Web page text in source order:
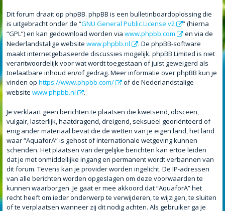
Dit forum draait op phpBB. phpBB is een bulletinboardoplossing die
is uitgebracht onder de “GNU General Public License v2
” (hierna
“GPL”) en kan gedownload worden via www.phpbb.com
en via de
Nederlandstalige website www.phpbb.nl
. De phpBB-software
maakt internetgebaseerde discussies mogelijk. phpBB Limited is niet
verantwoordelijk voor wat wordt toegestaan of juist geweigerd als
toelaatbare inhoud en/of gedrag. Meer informatie over phpBB kun je
vinden op https://www.phpbb.com/
of de Nederlandstalige
website www.phpbb.nl .
Je verklaart geen berichten te plaatsen die kwetsend, obsceen,
vulgair, lasterlijk, haatdragend, dreigend, seksueel georiënteerd of
enig ander materiaal bevat die de wetten van je eigen land, het land
waar “AquaforA” is gehost of internationale wetgeving kunnen
schenden. Het plaatsen van dergelijke berichten kan ertoe leiden
dat je met onmiddellijke ingang en permanent wordt verbannen van
dit forum. Tevens kan je provider worden ingelicht. De IP-adressen
van alle berichten worden opgeslagen om deze voorwaarden te
kunnen waarborgen. Je gaat er mee akkoord dat “AquaforA” het
recht heeft om ieder onderwerp te verwijderen, te wijzigen, te sluiten
of te verplaatsen wanneer zij dit nodig achten. Als gebruiker ga je